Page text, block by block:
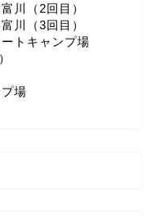
川（2回目）
川（3回目）
トキャンプ場
場